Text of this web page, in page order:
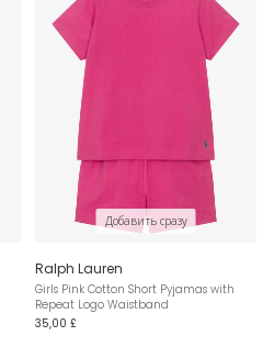
Добавить сразу
Ralph Lauren
Girls Pink Cotton Short Pyjamas with
Repeat Logo Waistband
35,00 £